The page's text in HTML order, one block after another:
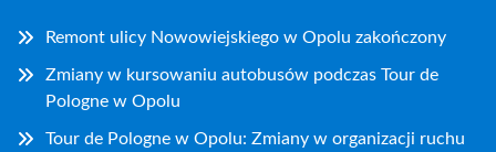
Remont ulicy Nowowiejskiego w Opolu zakończony
Zmiany w kursowaniu autobusów podczas Tour de
Pologne w Opolu
Tour de Pologne w Opolu: Zmiany w organizacji ruchu